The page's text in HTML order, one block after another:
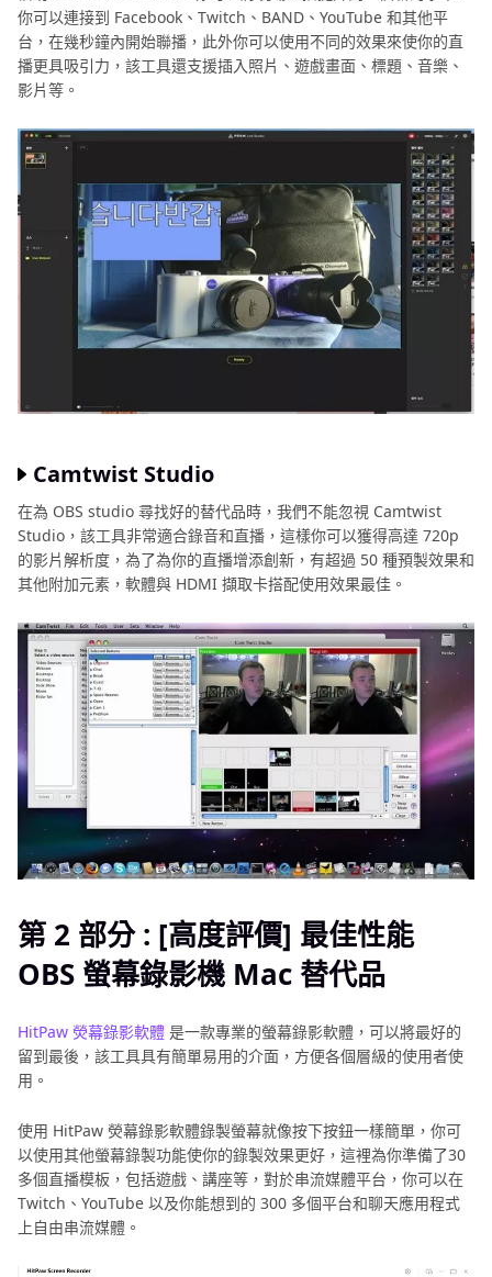
你可以連接到 Facebook、Twitch、BAND、YouTube 和其他平
台，在幾秒鐘內開始聯播，此外你可以使用不同的效果來使你的直
播更具吸引力，該工具還支援插入照片、遊戲畫面、標題、音樂、
影片等。
Camtwist Studio
在為 OBS studio 尋找好的替代品時，我們不能忽視 Camtwist
Studio，該工具非常適合錄音和直播，這樣你可以獲得高達 720p
的影片解析度，為了為你的直播增添創新，有超過 50 種預製效果和
其他附加元素，軟體與 HDMI 擷取卡搭配使用效果最佳。
第 2 部分 : [高度評價] 最佳性能
OBS 螢幕錄影機 Mac 替代品
HitPaw 熒幕錄影軟體 是一款專業的螢幕錄影軟體，可以將最好的
留到最後，該工具具有簡單易用的介面，方便各個層級的使用者使
用。
使用 HitPaw 熒幕錄影軟體錄製螢幕就像按下按鈕一樣簡單，你可
以使用其他螢幕錄製功能使你的錄製效果更好，這裡為你準備了30
多個直播模板，包括遊戲、講座等，對於串流媒體平台，你可以在
Twitch、YouTube 以及你能想到的 300 多個平台和聊天應用程式
上自由串流媒體。